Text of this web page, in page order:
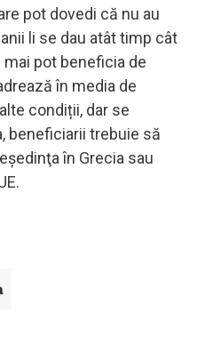
pot dovedi că nu au
li se dau atât timp cât
pot beneficia de
în media de
condiții, dar se
beneficiarii trebuie să
în Grecia sau